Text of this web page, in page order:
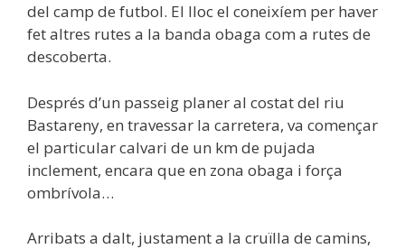
del camp de futbol. El lloc el coneixíem per haver
fet altres rutes a la banda obaga com a rutes de
descoberta.
Després d’un passeig planer al costat del riu
Bastareny, en travessar la carretera, va començar
el particular calvari de un km de pujada
inclement, encara que en zona obaga i força
ombrívola…
Arribats a dalt, justament a la cruïlla de camins,